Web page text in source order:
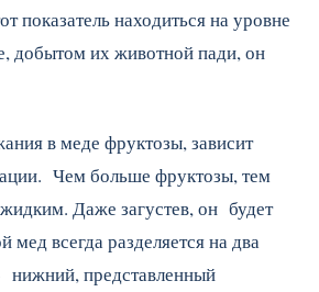
показатель находиться на уровне
добытом их животной пади, он
в меде фруктозы, зависит
Чем больше фруктозы, тем
Даже загустев, он будет
всегда разделяется на два
нижний, представленный